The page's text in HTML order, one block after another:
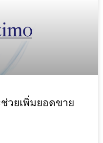
วยเพิ่มยอดขาย